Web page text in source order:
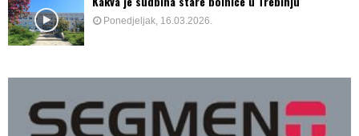
Ponedjeljak, 16.03.2026.